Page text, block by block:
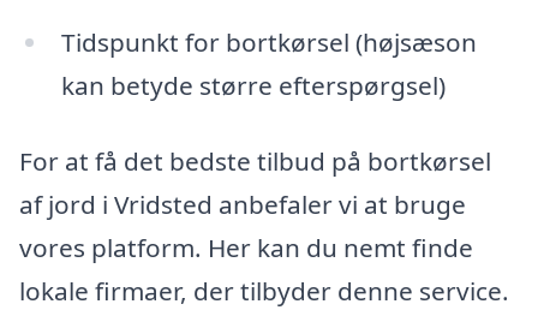
Tidspunkt for bortkørsel (højsæson
kan betyde større efterspørgsel)
For at få det bedste tilbud på bortkørsel
af jord i Vridsted anbefaler vi at bruge
vores platform. Her kan du nemt finde
lokale firmaer, der tilbyder denne service.